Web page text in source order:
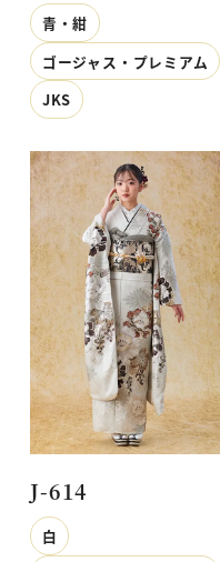
青・紺
ゴージャス・プレミアム
JKS
J-614
白